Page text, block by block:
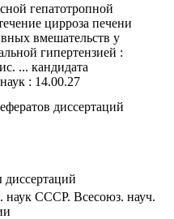
гепатотропной
цирроза печени
вмешательств у
гипертензией :
... кандидата
: 14.00.27
диссертаций
наук СССР. Всесоюз. науч.